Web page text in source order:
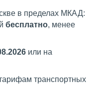
в пределах МКАД:
бесплатно, менее
или на
транспортных